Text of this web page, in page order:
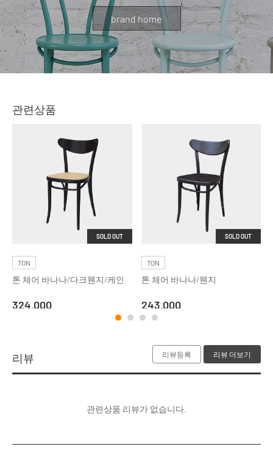
brand home
관련상품
SOLD OUT
TON
톤 체어 바나나/다크웬지/케인
324,000
SOLD OUT
TON
톤 체어 바나나/웬지
243,000
리뷰 리뷰등록 리뷰 더보기
관련상품 리뷰가 없습니다.